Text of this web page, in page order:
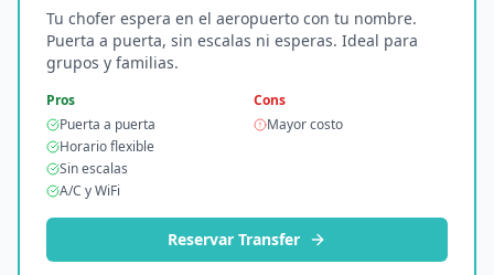
Tu chofer espera en el aeropuerto con tu nombre.
Puerta a puerta, sin escalas ni esperas. Ideal para
grupos y familias.
Pros
Puerta a puerta
Horario flexible
Sin escalas
A/C y WiFi
Cons
Mayor costo
Reservar Transfer